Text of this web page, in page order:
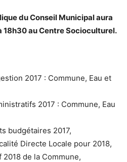
du Conseil Municipal aura
18h30 au Centre Socioculturel.
2017 : Commune, Eau et
2017 : Commune, Eau
budgétaires 2017,
Directe Locale pour 2018,
de la Commune,